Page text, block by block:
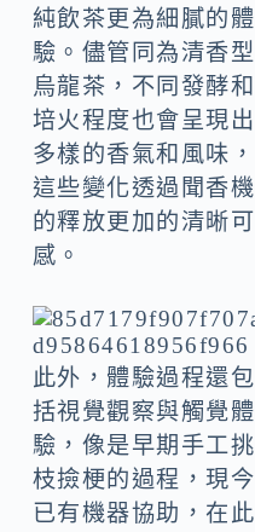
純飲茶更為細膩的體
驗。儘管同為清香型
烏龍茶，不同發酵和
培火程度也會呈現出
多樣的香氣和風味，
這些變化透過聞香機
的釋放更加的清晰可
感。
此外，體驗過程還包
括視覺觀察與觸覺體
驗，像是早期手工挑
枝撿梗的過程，現今
已有機器協助，在此